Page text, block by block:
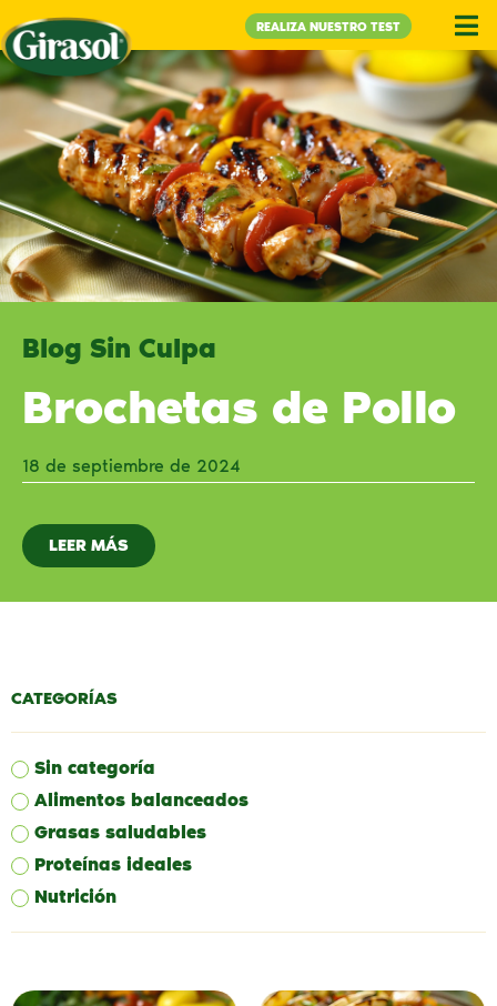
REALIZA NUESTRO TEST
Blog Sin Culpa
Brochetas de Pollo
18 de septiembre de 2024
LEER MÁS
CATEGORÍAS
Sin categoría
Alimentos balanceados
Grasas saludables
Proteínas ideales
Nutrición